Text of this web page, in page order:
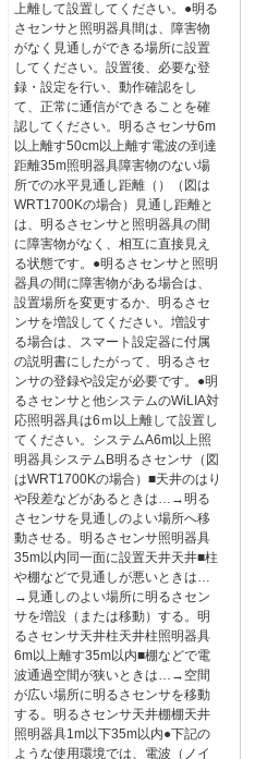
上離して設置してください。●明る
さセンサと照明器具間は、障害物
がなく見通しができる場所に設置
してください。設置後、必要な登
録・設定を行い、動作確認をし
て、正常に通信ができることを確
認してください。明るさセンサ6m
以上離す50cm以上離す電波の到達
距離35m照明器具障害物のない場
所での水平見通し距離（）（図は
WRT1700Kの場合）見通し距離と
は、明るさセンサと照明器具の間
に障害物がなく、相互に直接見え
る状態です。●明るさセンサと照明
器具の間に障害物がある場合は、
設置場所を変更するか、明るさセ
ンサを増設してください。増設す
る場合は、スマート設定器に付属
の説明書にしたがって、明るさセ
ンサの登録や設定が必要です。●明
るさセンサと他システムのWiLIA対
応照明器具は6ｍ以上離して設置し
てください。システムA6m以上照
明器具システムB明るさセンサ（図
はWRT1700Kの場合）■天井のはり
や段差などがあるときは…→明る
さセンサを見通しのよい場所へ移
動させる。明るさセンサ照明器具
35m以内同一面に設置天井天井■柱
や棚などで見通しが悪いときは…
→見通しのよい場所に明るさセン
サを増設（または移動）する。明
るさセンサ天井柱天井柱照明器具
6m以上離す35m以内■棚などで電
波通過空間が狭いときは…→空間
が広い場所に明るさセンサを移動
する。明るさセンサ天井棚棚天井
照明器具1m以下35m以内●下記の
ような使用環境では、電波（ノイ